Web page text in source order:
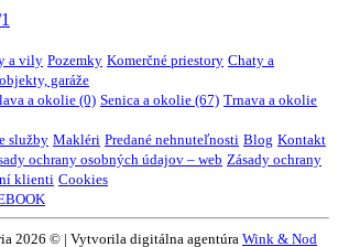
a vily Pozemky Komerčné priestory Chaty a
garáže
a okolie (0) Senica a okolie (67) Trnava a okolie
služby Makléri Predané nehnuteľnosti Blog Kontakt
ochrany osobných údajov – web Zásady ochrany
klienti Cookies
2026 © | Vytvorila digitálna agentúra Wink & Nod